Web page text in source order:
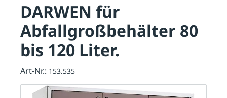
DARWEN für
Abfallgroßbehälter 80
bis 120 Liter.
Art-Nr.: 153.535